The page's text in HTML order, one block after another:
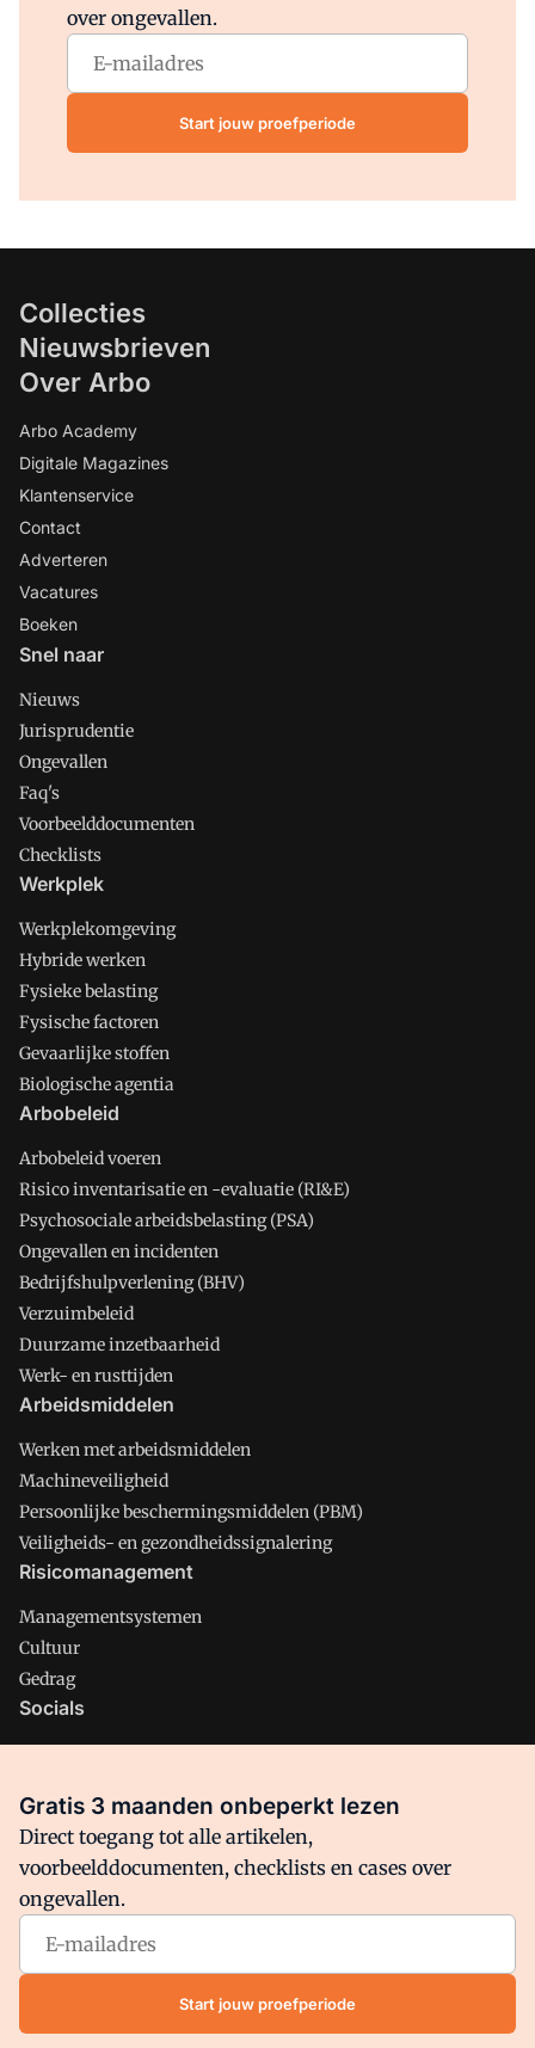
over ongevallen.
Start jouw proefperiode
Collecties
Nieuwsbrieven
Over Arbo
Arbo Academy
Digitale Magazines
Klantenservice
Contact
Adverteren
Vacatures
Boeken
Snel naar
Nieuws
Jurisprudentie
Ongevallen
Faq's
Voorbeelddocumenten
Checklists
Werkplek
Werkplekomgeving
Hybride werken
Fysieke belasting
Fysische factoren
Gevaarlijke stoffen
Biologische agentia
Arbobeleid
Arbobeleid voeren
Risico inventarisatie en -evaluatie (RI&E)
Psychosociale arbeidsbelasting (PSA)
Ongevallen en incidenten
Bedrijfshulpverlening (BHV)
Verzuimbeleid
Duurzame inzetbaarheid
Werk- en rusttijden
Arbeidsmiddelen
Werken met arbeidsmiddelen
Machineveiligheid
Persoonlijke beschermingsmiddelen (PBM)
Veiligheids- en gezondheidssignalering
Risicomanagement
Managementsystemen
Cultuur
Gedrag
Socials
Facebook
Arbo is onderdeel van VMN media. Lees inons manifestwaar
VMN media voor staat. Op gebruik van deze site zijn de
volgende regelingen van toepassing:Algemene Voorwaarden
Privacy en Cookie beleid|Privacy instellingen
Gratis 3 maanden onbeperkt lezen
Direct toegang tot alle artikelen,
voorbeelddocumenten, checklists en cases over
ongevallen.
Start jouw proefperiode